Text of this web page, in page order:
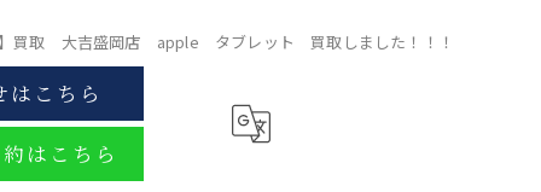
買取 大吉盛岡店 apple タブレット 買取しました！！！
はこちら
はこちら